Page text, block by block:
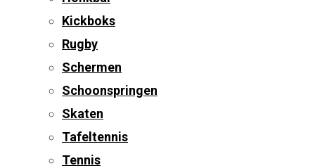
Kickboks
Rugby
Schermen
Schoonspringen
Skaten
Tafeltennis
Tennis